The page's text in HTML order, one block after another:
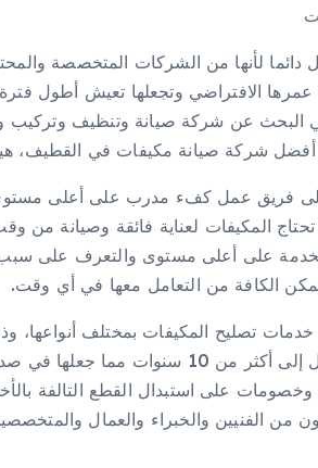
دائما لأنها من الشركات المتخصصة
الافتراضي وتجعلها تعيش أطول فترة
البحث عن شركة صيانة وتنظيف وتركيب
أفضل شركة صيانة مكيفات في القطيف، هيا
فريق عمل كفء مدرب على أعلى مستوى
المكيفات لعناية فائقة وصيانة من
على أعلى مستوى والتعرف على
الكافة من التعامل معها في أي وقت.
تصليح المكيفات بمختلف أنواعها،
خبرة طويلة جدا في ذلك المجال تصل إلى
على استبدال القطع التالفة
الفنيين والخبراء والعمال